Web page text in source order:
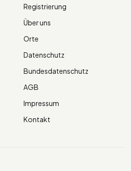
Registrierung
Über uns
Orte
Datenschutz
Bundesdatenschutz
AGB
Impressum
Kontakt